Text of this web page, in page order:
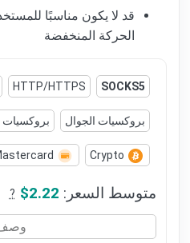
قد لا يكون مناسبًا
الحركة المنخفضة
SOCKS5
HTTP/HTTPS
بروكسيات الجوال بروكسيات
Crypto
متوسط السعر: $2.22
?